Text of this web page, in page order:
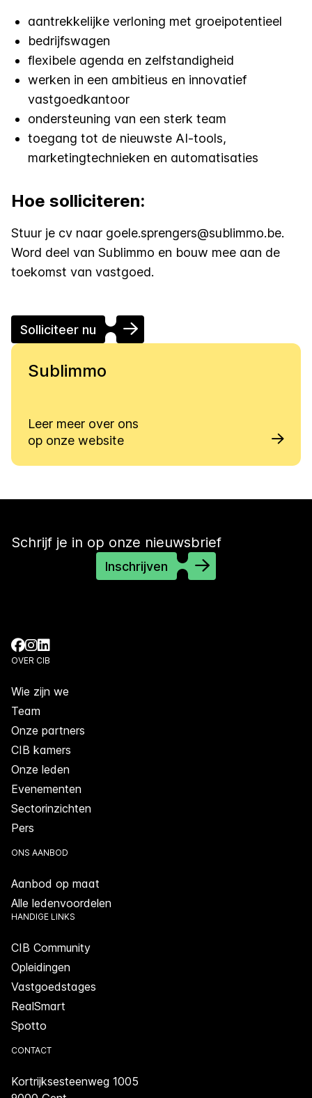
aantrekkelijke verloning met groeipotentieel
bedrijfswagen
flexibele agenda en zelfstandigheid
werken in een ambitieus en innovatief
vastgoedkantoor
ondersteuning van een sterk team
toegang tot de nieuwste AI-tools,
marketingtechnieken en automatisaties
Hoe solliciteren:
Stuur je cv naar goele.sprengers@sublimmo.be.
Word deel van Sublimmo en bouw mee aan de
toekomst van vastgoed.
Solliciteer nu
Sublimmo
Leer meer over ons
op onze website
Schrijf je in op onze nieuwsbrief
Inschrijven
OVER CIB
Wie zijn we
Team
Onze partners
CIB kamers
Onze leden
Evenementen
Sectorinzichten
Pers
ONS AANBOD
Aanbod op maat
Alle ledenvoordelen
HANDIGE LINKS
CIB Community
Opleidingen
Vastgoedstages
RealSmart
Spotto
CONTACT
Kortrijksesteenweg 1005